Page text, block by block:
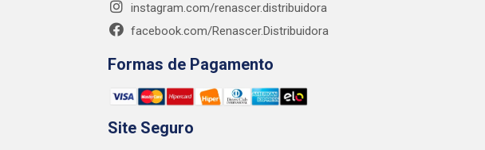
instagram.com/renascer.distribuidora
facebook.com/Renascer.Distribuidora
Formas de Pagamento
Site Seguro